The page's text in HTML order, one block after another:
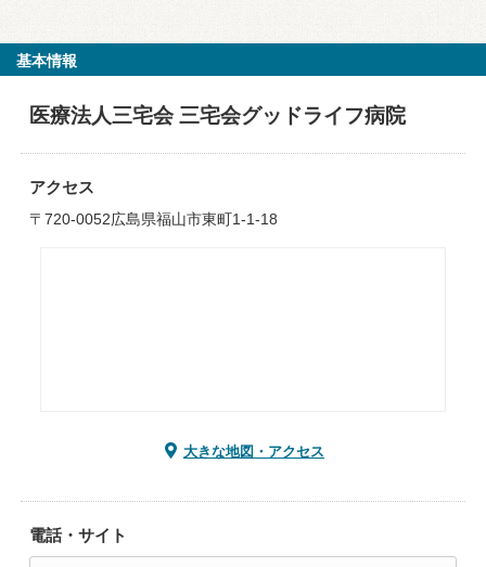
基本情報
医療法人三宅会 三宅会グッドライフ病院
アクセス
〒720-0052広島県福山市東町1-1-18
大きな地図・アクセス
電話・サイト